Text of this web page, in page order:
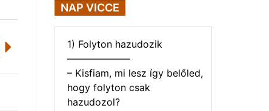
NAP VICCE
1) Folyton hazudozik
——————–
– Kisfiam, mi lesz így belőled,
hogy folyton csak
hazudozol?